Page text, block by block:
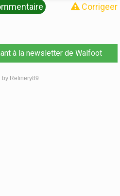
Corrigeer
à la newsletter de Walfoot
by Refinery89